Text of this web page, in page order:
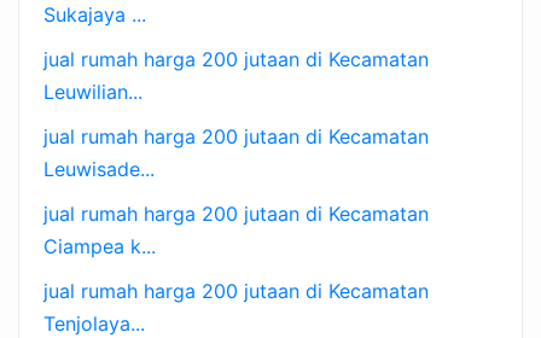
Sukajaya ...
jual rumah harga 200 jutaan di Kecamatan
Leuwilian...
jual rumah harga 200 jutaan di Kecamatan
Leuwisade...
jual rumah harga 200 jutaan di Kecamatan
Ciampea k...
jual rumah harga 200 jutaan di Kecamatan
Tenjolaya...